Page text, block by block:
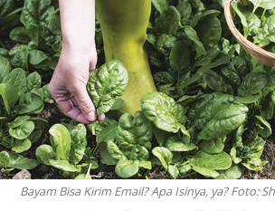
Bayam Bisa Kirim Email? Apa Isinya, ya? Foto: